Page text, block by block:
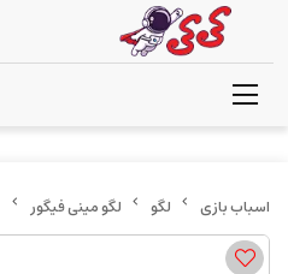
لگو لگو مینی فیگور